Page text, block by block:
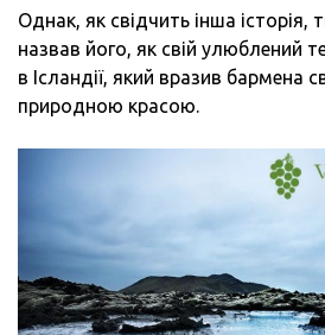
Однак, як свідчить інша історія,
назвав його, як свій улюблений
в Ісландії, який вразив бармена
природною красою.